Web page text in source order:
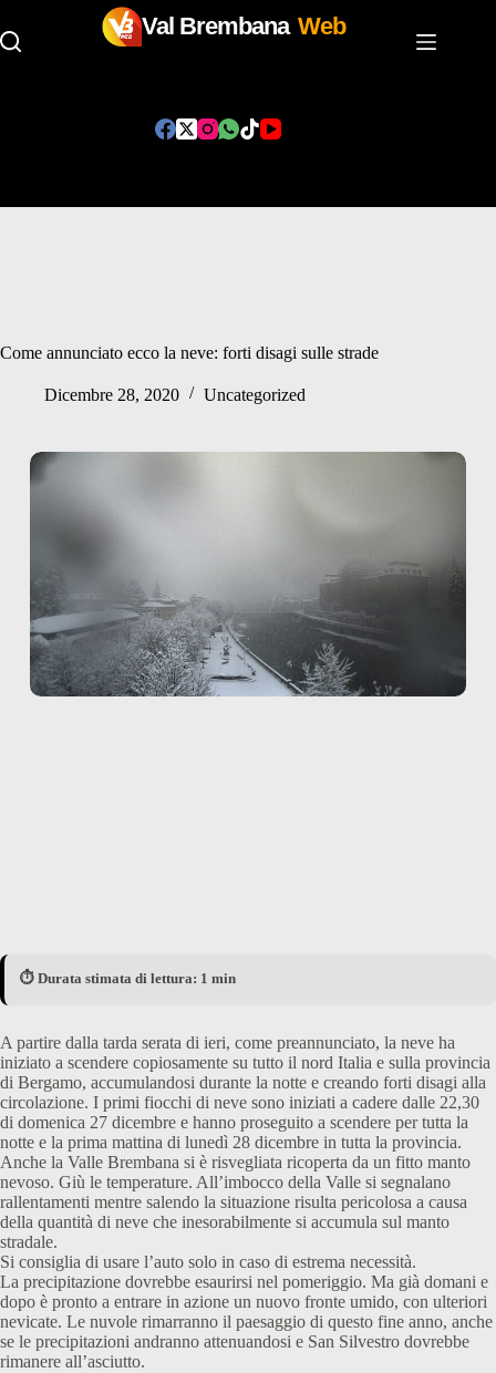
Val Brembana Web
Come annunciato ecco la neve: forti disagi sulle strade
Dicembre 28, 2020 Uncategorized
⏱️ Durata stimata di lettura: 1 min
A partire dalla tarda serata di ieri, come preannunciato, la neve ha
iniziato a scendere copiosamente su tutto il nord Italia e sulla provincia
di Bergamo, accumulandosi durante la notte e creando forti disagi alla
circolazione. I primi fiocchi di neve sono iniziati a cadere dalle 22,30
di domenica 27 dicembre e hanno proseguito a scendere per tutta la
notte e la prima mattina di lunedì 28 dicembre in tutta la provincia.
Anche la Valle Brembana si è risvegliata ricoperta da un fitto manto
nevoso. Giù le temperature. All’imbocco della Valle si segnalano
rallentamenti mentre salendo la situazione risulta pericolosa a causa
della quantità di neve che inesorabilmente si accumula sul manto
stradale.
Si consiglia di usare l’auto solo in caso di estrema necessità.
La precipitazione dovrebbe esaurirsi nel pomeriggio. Ma già domani e
dopo è pronto a entrare in azione un nuovo fronte umido, con ulteriori
nevicate. Le nuvole rimarranno il paesaggio di questo fine anno, anche
se le precipitazioni andranno attenuandosi e San Silvestro dovrebbe
rimanere all’asciutto.